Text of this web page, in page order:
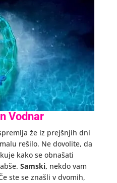
Vodnar
že iz prejšnjih dni
rešilo. Ne dovolite, da
kako se obnašati
Samski, nekdo vam
ste se znašli v dvomih,